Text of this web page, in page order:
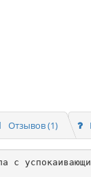
Отзывов (1)
с